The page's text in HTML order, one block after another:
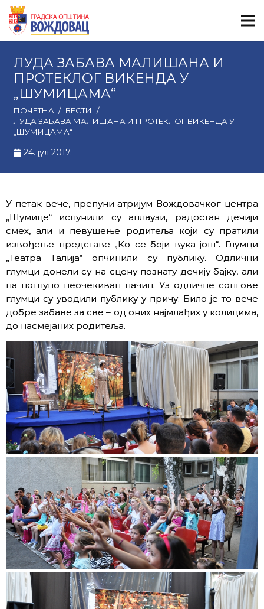
ЛУДА ЗАБАВА МАЛИШАНА И
ПРОТЕКЛОГ ВИКЕНДА У
„ШУМИЦАМА“
ПОЧЕТНА / ВЕСТИ
/
ЛУДА ЗАБАВА МАЛИШАНА И ПРОТЕКЛОГ ВИКЕНДА У
„ШУМИЦАМА“
24. јул 2017.
У петак вече, препуни атријум Вождовачког центра
„Шумице“ испунили су аплаузи, радостан дечији
смех, али и певушење родитеља који су пратили
извођење представе „Ко се боји вука још“. Глумци
„Театра Талија“ опчинили су публику. Одлични
глумци донели су на сцену познату дечију бајку, али
на потпуно неочекиван начин. Уз одличне сонгове
глумци су уводили публику у причу. Било је то вече
добре забаве за све – од оних најмлађих у колицима,
дo насмејаних родитеља.